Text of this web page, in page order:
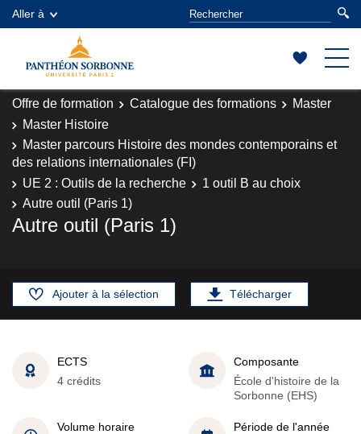
Aller à
Offre de formation Catalogue des formations
Master
Master Histoire
Master parcours Histoire des mondes contemporains et
des relations internationales (FI)
UE 2 : Outils de la recherche
1 outil B au choix
Autre outil (Paris 1)
Autre outil (Paris 1)
Ajouter à la sélection Télécharger
ECTS
4 crédits
Composante
École d'histoire de la
Sorbonne (EHS)
Volume horaire
Période de l'année